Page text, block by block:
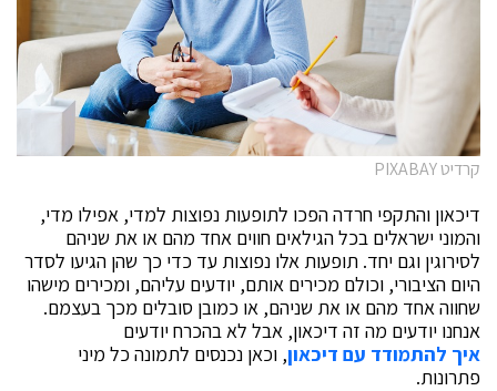
קרדיט PIXABAY
דיכאון והתקפי חרדה הפכו לתופעות נפוצות למדי, אפילו מדי,
והמוני ישראלים בכל הגילאים חווים אחד מהם או את שניהם
לסירוגין וגם יחד. תופעות אלו נפוצות עד כדי כך שהן הגיעו לסדר
היום הציבורי, וכולם מכירים אותם, יודעים עליהם, ומכירים מישהו
שחווה אחד מהם או את שניהם, או כמובן סובלים מכך בעצמם.
אנחנו יודעים מה זה דיכאון, אבל לא בהכרח יודעים
איך להתמודד עם דיכאון, וכאן נכנסים לתמונה כל מיני
פתרונות.